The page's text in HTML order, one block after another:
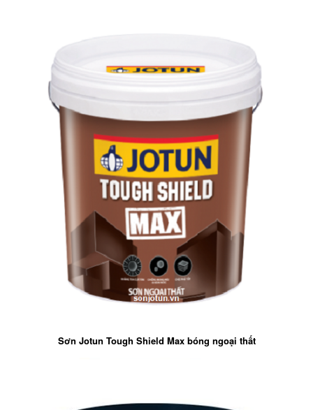
Sơn Jotun Tough Shield Max bóng ngoại thất